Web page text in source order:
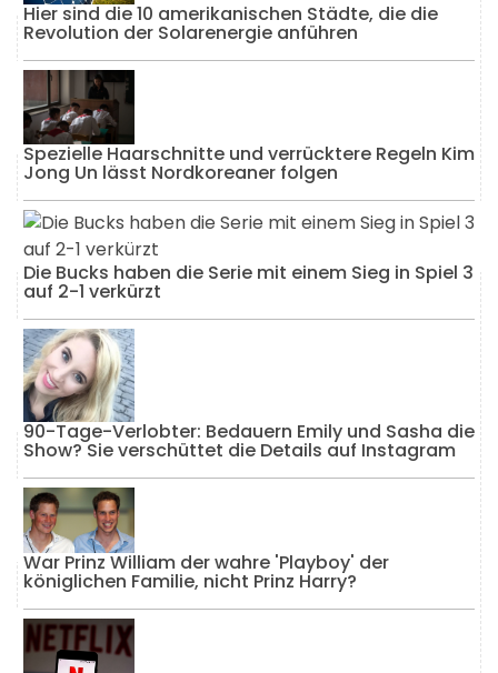
Hier sind die 10 amerikanischen Städte, die die
Revolution der Solarenergie anführen
Spezielle Haarschnitte und verrücktere Regeln Kim
Jong Un lässt Nordkoreaner folgen
Die Bucks haben die Serie mit einem Sieg in Spiel 3
auf 2-1 verkürzt
90-Tage-Verlobter: Bedauern Emily und Sasha die
Show? Sie verschüttet die Details auf Instagram
War Prinz William der wahre 'Playboy' der
königlichen Familie, nicht Prinz Harry?